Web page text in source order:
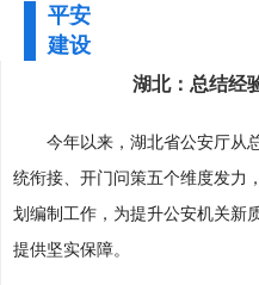
平安
建设
湖北：总结经
今年以来，湖北省公安厅从
统衔接、开门问策五个维度发力
划编制工作，为提升公安机关新
提供坚实保障。